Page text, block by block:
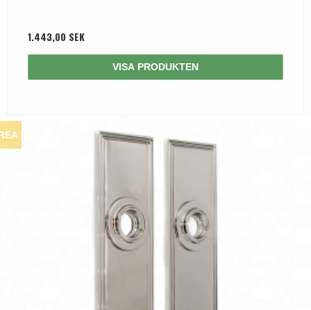
1.443,00 SEK
VISA PRODUKTEN